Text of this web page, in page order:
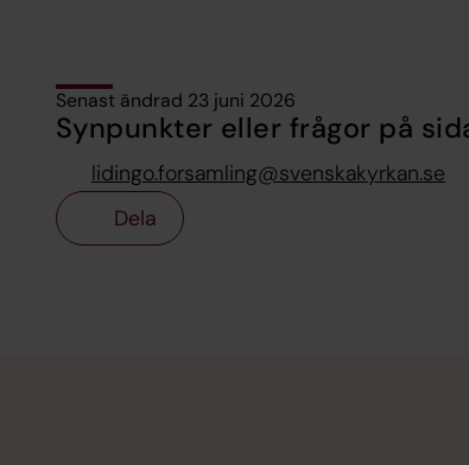
Senast ändrad 23 juni 2026
Synpunkter eller frågor på
lidingo.forsamling@svenskakyrkan.se
Dela